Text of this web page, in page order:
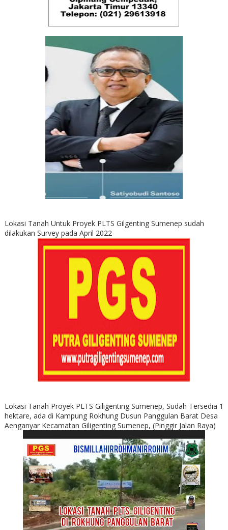
Lokasi Tanah Untuk Proyek PLTS Gilgenting Sumenep sudah
dilakukan Survey pada April 2022
Lokasi Tanah Proyek PLTS Giligenting Sumenep, Sudah Tersedia 1
hektare, ada di Kampung Rokhung Dusun Panggulan Barat Desa
Aenganyar Kecamatan Giligenting Sumenep, (Pinggir Jalan Raya)